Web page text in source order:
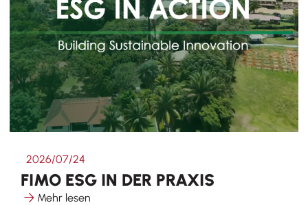
2026/07/24
FIMO ESG IN DER PRAXIS
Mehr lesen